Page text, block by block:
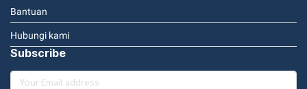
Bantuan
Hubungi kami
Subscribe